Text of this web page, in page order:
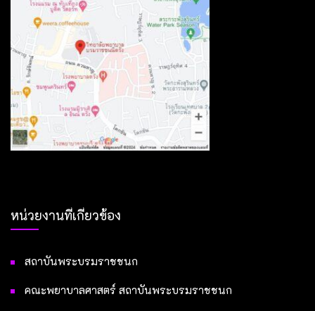
หน่วยงานที่เกี่ยวข้อง
สถาบันพระบรมราชชนก
คณะพยาบาลศาสตร์ สถาบันพระบรมราชชนก